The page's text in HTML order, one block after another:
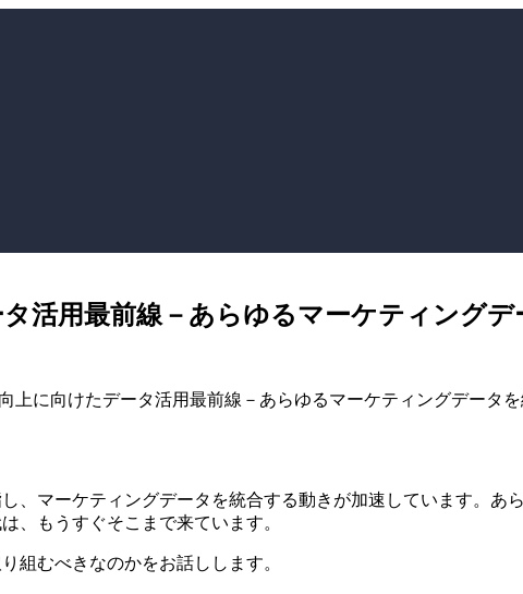
活用最前線－あらゆるマーケティングデ
上に向けたデータ活用最前線－あらゆるマーケティングデータ
マーケティングデータを統合する動きが加速しています。あ
、もうすぐそこまで来ています。
組むべきなのかをお話しします。